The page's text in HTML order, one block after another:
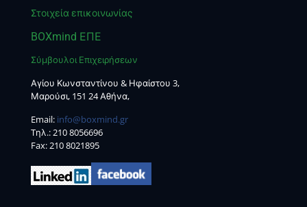
Στοιχεία επικοινωνίας
BOXmind ΕΠΕ
Σύμβουλοι Επιχειρήσεων
Αγίου Κωνσταντίνου & Ηφαίστου 3,
Μαρούσι, 151 24 Αθήνα,
Email: info@boxmind.gr
Tηλ.:210 8056696
Fax: 210 8021895